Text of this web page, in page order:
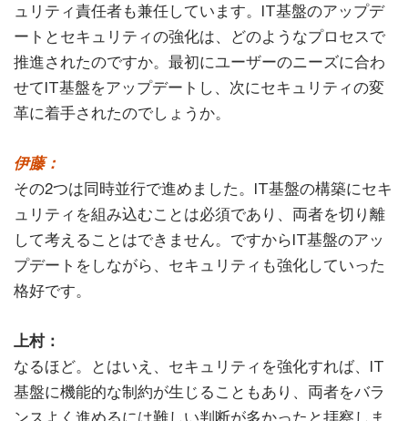
ュリティ責任者も兼任しています。IT基盤のアップデ
ートとセキュリティの強化は、どのようなプロセスで
推進されたのですか。最初にユーザーのニーズに合わ
せてIT基盤をアップデートし、次にセキュリティの変
革に着手されたのでしょうか。
伊藤：
その2つは同時並行で進めました。IT基盤の構築にセキ
ュリティを組み込むことは必須であり、両者を切り離
して考えることはできません。ですからIT基盤のアッ
プデートをしながら、セキュリティも強化していった
格好です。
上村：
なるほど。とはいえ、セキュリティを強化すれば、IT
基盤に機能的な制約が生じることもあり、両者をバラ
ンスよく進めるには難しい判断が多かったと拝察しま